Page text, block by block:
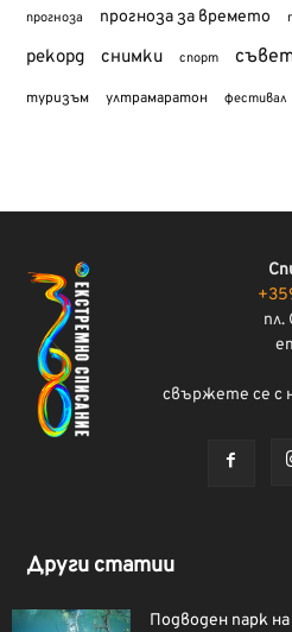
прогноза прогноза за времето
рекорд снимки спорт
туризъм ултрамаратон фестивал
пл.
свържете се с
Други статии
Подводен парк